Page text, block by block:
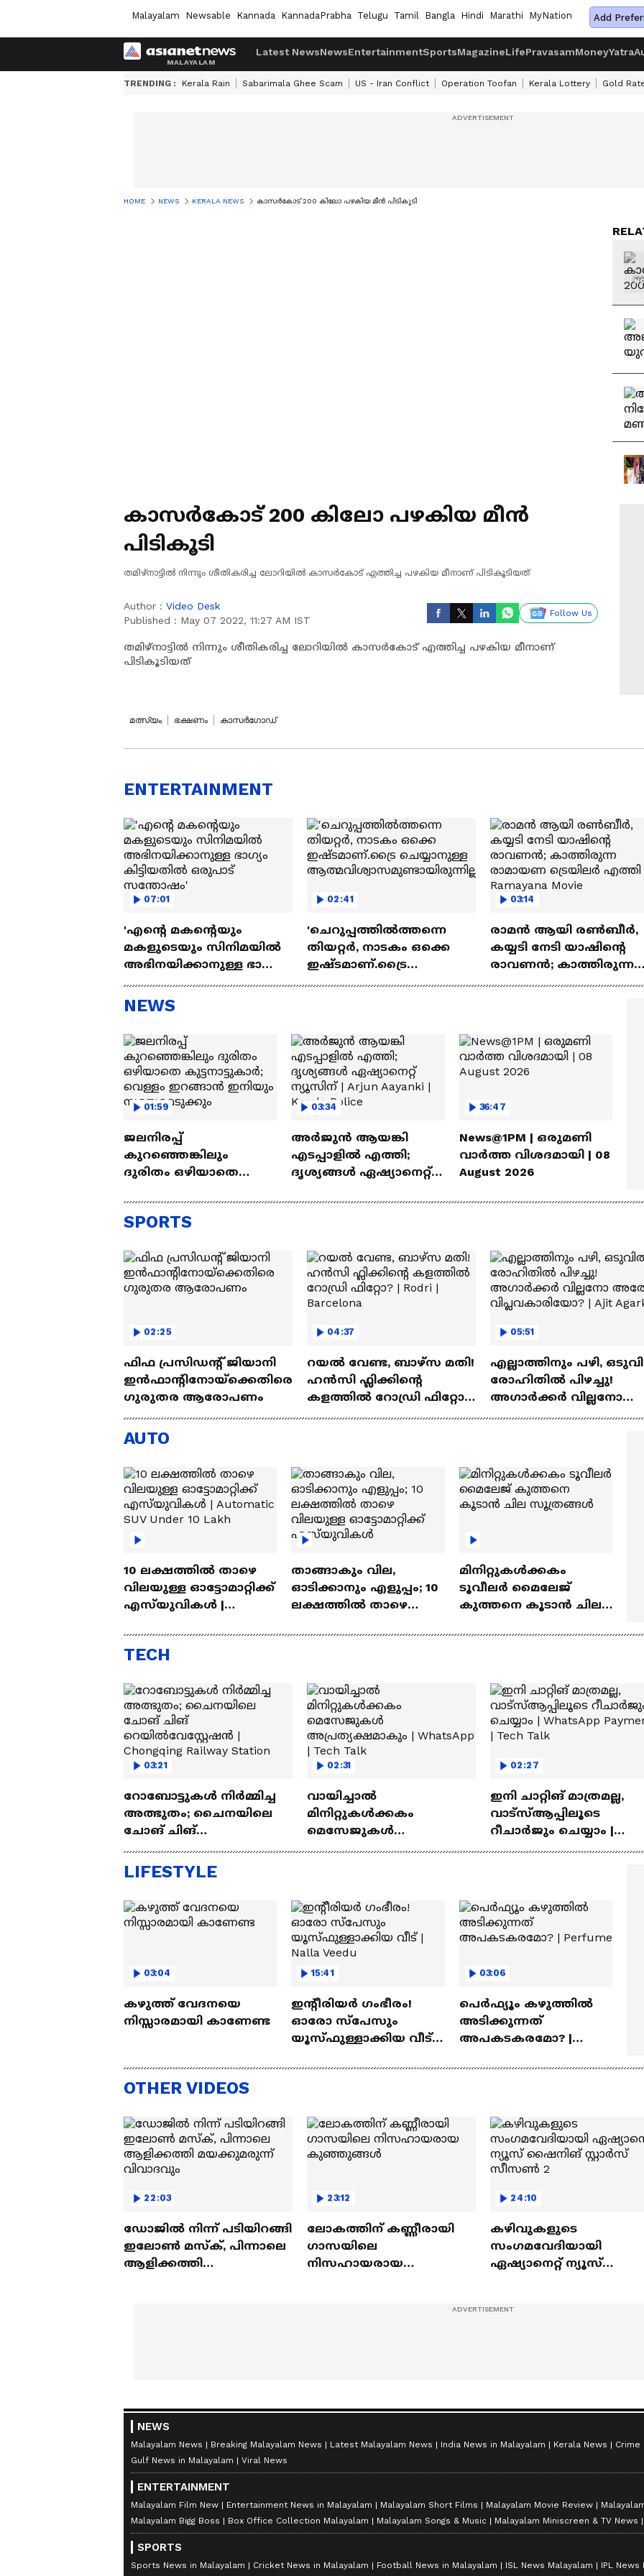
Malayalam Newsable Kannada KannadaPrabha Telugu Tamil Bangla Hindi Marathi MyNation Add
Latest NewsNewsEntertainmentSportsMagazineLifePravasamMoneyYatra
TRENDING : Kerala Rain Sabarimala Ghee Scam US - Iran Conflict Operation Toofan Kerala Lottery Gold
HOME NEWS KERALA NEWS കാസര്‍കോട് 200 കിലോ പഴകിയ മീന്‍ പിടികൂടി
കാസര്‍കോട് 200 കിലോ പഴകിയ മീന്‍
പിടികൂടി
തമിഴ്‌നാട്ടില്‍ നിന്നും ശീതികരിച്ച ലോറിയില്‍ കാസര്‍കോട് എത്തിച്ച പഴകിയ മീനാണ് പിടികൂടിയത്
Author : Video Desk
Published : May 07 2022, 11:27 AM IST
Follow Us
തമിഴ്‌നാട്ടില്‍ നിന്നും ശീതികരിച്ച ലോറിയില്‍ കാസര്‍കോട് എത്തിച്ച പഴകിയ മീനാണ്
പിടികൂടിയത്
മത്സ്യം ഭക്ഷണം കാസർഗോഡ്
ENTERTAINMENT
07:01
'എന്റെ മകന്റെയും
മകളുടെയും സിനിമയിൽ
അഭിനയിക്കാനുള്ള ഭാഗ്യം
കിട്ടിയതിൽ ഒരുപാട്
സന്തോഷം'
02:41
'ചെറുപ്പത്തിൽത്തന്നെ
തിയറ്റർ, നാടകം ഒക്കെ
ഇഷ്ടമാണ്.ട്രൈ
ചെയ്യാനുള്ള
03:14
രാമന്‍ ആയി രൺബീർ,
കയ്യടി നേടി യാഷിന്റെ
രാവണൻ; കാത്തിരുന്ന
രാമായണ ട്രെയിലർ
NEWS
01:59
ജലനിരപ്പ്
കുറഞ്ഞെങ്കിലും
ദുരിതം ഒഴിയാതെ
ഇറങ്ങാൻ ഇനിയും
സമയമെടുക്കും
03:34
അർജുൻ ആയങ്കി
എടപ്പാളിൽ എത്തി;
ദൃശ്യങ്ങൾ ഏഷ്യാനെറ്റ്
Kerala Police
36:47
News@1PM | ഒരുമണി
വാർത്ത വിശദമായി | 08
August 2026
SPORTS
02:25
ഫിഫ പ്രസിഡന്റ് ജിയാനി
ഇൻഫാന്റിനോയ്‌ക്കെതിരെ
ഗുരുതര ആരോപണം
04:37
റയല്‍ വേണ്ട, ബാഴ്‌സ മതി!
ഹൻസി ഫ്ലിക്കിന്റെ
കളത്തില്‍ റോഡ്രി ഫിറ്റോ?
| Rodri | Barcelona
05:51
എല്ലാത്തിനും പഴി,
രോഹിതില്‍ പിഴച്ചു!
അഗാര്‍ക്കർ വില്ലനോ
അതോ
AUTO
10 ലക്ഷത്തിൽ താഴെ
വിലയുള്ള ഓട്ടോമാറ്റിക്ക്
എസ്‍യുവികൾ |
Lakh
താങ്ങാകും വില,
ഓടിക്കാനും എളുപ്പം; 10
ലക്ഷത്തിൽ താഴെ
എസ്‍യുവികൾ
മിനിറ്റുകൾക്കകം
ടൂവീലർ മൈലേജ്
കുത്തനെ കൂടാൻ ചില
TECH
03:21
റോബോട്ടുകൾ നിർമ്മിച്ച
അത്ഭുതം; ചൈനയിലെ
ചോങ് ചിങ്
Chongqing Railway Station
02:31
വായിച്ചാൽ
മിനിറ്റുകൾക്കകം
മെസേജുകള്‍
02:27
ഇനി ചാറ്റിങ് മാത്രമല്ല,
വാട്‌സ്‌ആപ്പിലൂടെ
റീചാർജും ചെയ്യാം |
LIFESTYLE
03:04
കഴുത്ത് വേദനയെ
നിസ്സാരമായി കാണേണ്ട
15:41
ഇന്റീരിയർ ഗംഭീരം!
ഓരോ സ്‌പേസും
യൂസ്ഫുള്ളാക്കിയ വീട് |
03:06
പെർഫ്യൂം കഴുത്തിൽ
അടിക്കുന്നത്
അപകടകരമോ? |
OTHER VIDEOS
22:03
ഡോജിൽ നിന്ന് പടിയിറങ്ങി
ഇലോൺ മസ്ക്, പിന്നാലെ
ആളിക്കത്തി
23:12
ലോകത്തിന് കണ്ണീരായി
ഗാസയിലെ
നിസഹായരായ
24:10
കഴിവുകളുടെ
സംഗമവേദിയായി
ഏഷ്യാനെറ്റ് ന്യൂസ്
NEWS
Malayalam News Breaking Malayalam News Latest Malayalam News India News in Malayalam Kerala News Crime
Gulf News in Malayalam
Viral News
ENTERTAINMENT
Malayalam Film New Entertainment News in Malayalam Malayalam Short Films Malayalam Movie Review
Malayalam Bigg Boss
Box Office Collection Malayalam Malayalam Songs & Music Malayalam Miniscreen & TV News
SPORTS
Sports News in Malayalam Cricket News in Malayalam Football News in Malayalam ISL News Malayalam IPL News